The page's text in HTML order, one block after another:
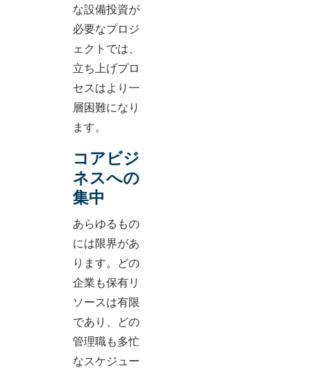
な設備投資が
必要なプロジ
ェクトでは、
立ち上げプロ
セスはより一
層困難になり
ます。
コアビジ
ネスへの
集中
あらゆるもの
には限界があ
ります。どの
企業も保有リ
ソースは有限
であり、どの
管理職も多忙
なスケジュー